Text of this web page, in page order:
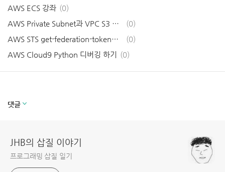
AWS ECS 강좌 (0)
AWS Private Subnet과 VPC S3 Gateway Endpoint 연결 문제
(0)
AWS STS get-federation-token과 get-session-token 차이
(0)
AWS Cloud9 Python 디버깅 하기
(0)
AWS 웹사이트에서 가이드 볼 때 한글->영어 번역 Tooltip 띄우는 TamperMonkey script
(0)
댓글
JHB의 삽질 이야기
프로그래밍 삽질 일기